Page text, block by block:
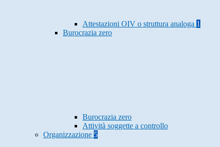
Attestazioni OIV o struttura analoga 1
Burocrazia zero
Burocrazia zero
Attività soggette a controllo
Organizzazione 5